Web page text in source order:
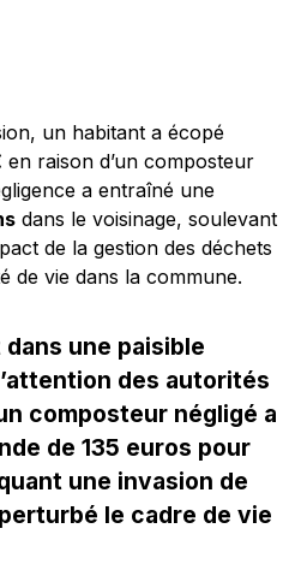
un habitant a écopé
en raison d’un composteur
a entraîné une
dans le voisinage, soulevant
de la gestion des déchets
de vie dans la commune.
une paisible
des autorités
composteur négligé a
de 135 euros pour
une invasion de
le cadre de vie